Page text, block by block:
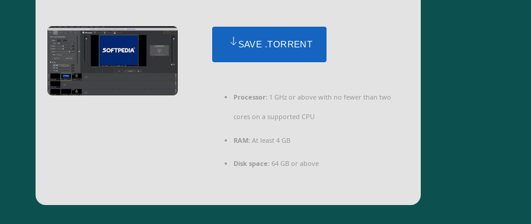
SAVE .TORRENT
Processor:1 GHz or above with no fewer than two
cores on a supported CPU
RAM:At least 4 GB
Disk space:64 GB or above